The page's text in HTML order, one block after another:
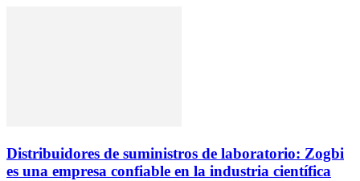
Distribuidores de suministros de laboratorio: Zogbi
es una empresa confiable en la industria científica